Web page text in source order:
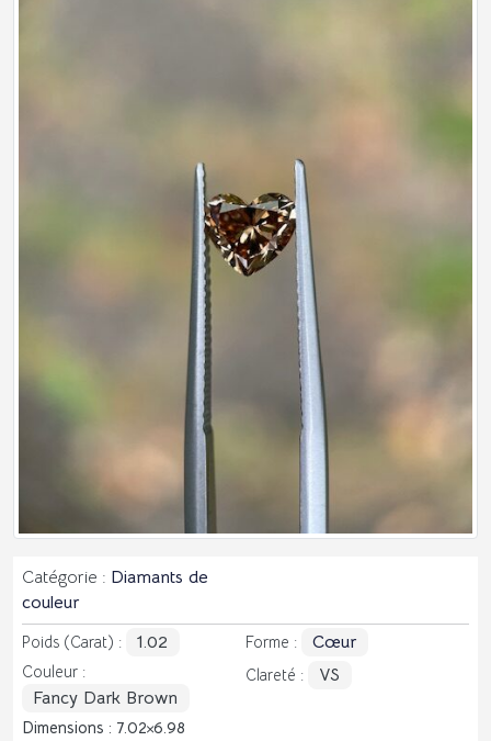
Catégorie : Diamants de
couleur
Poids (Carat) : 1.02 Forme : Cœur
Couleur :
Fancy Dark Brown
Clareté : VS
Dimensions : 7.02 6.98